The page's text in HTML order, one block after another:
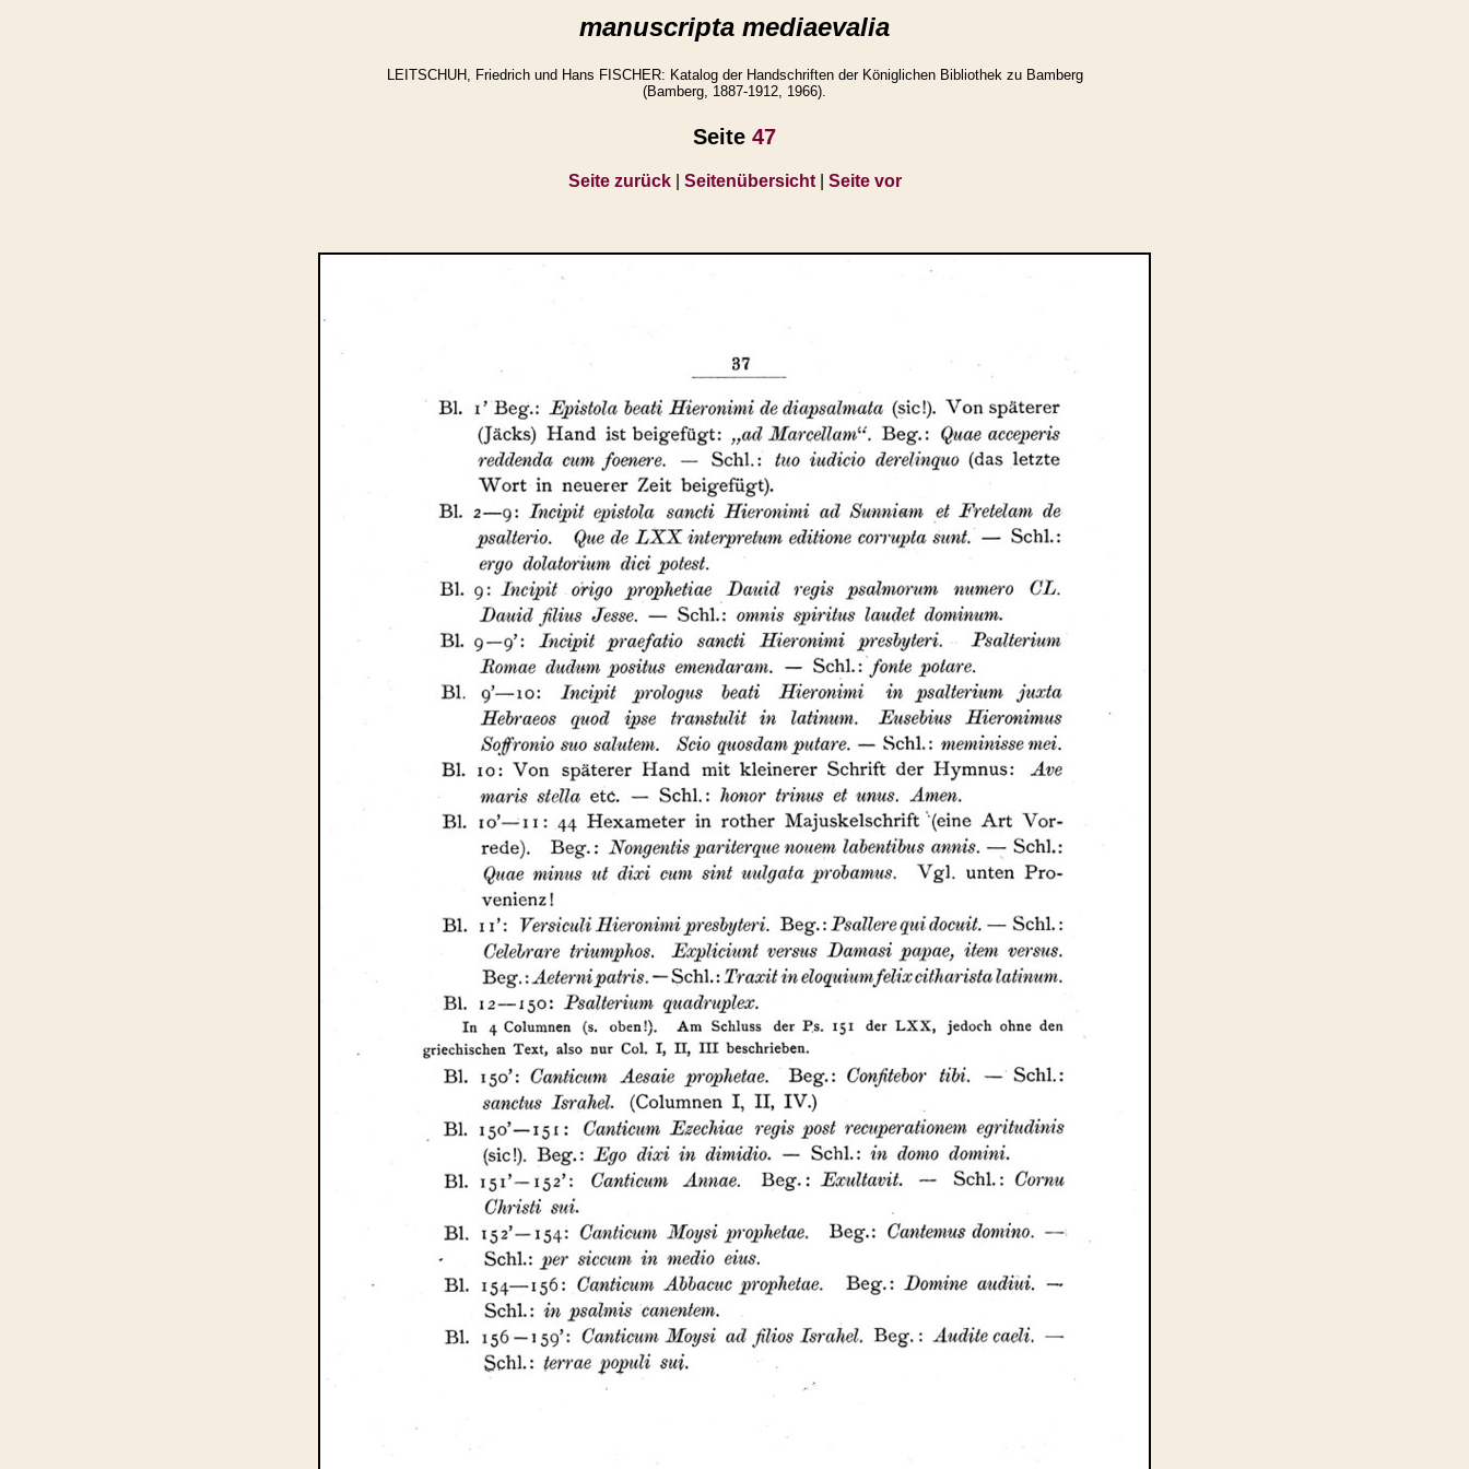
manuscripta mediaevalia
LEITSCHUH, Friedrich und Hans FISCHER: Katalog der Handschriften der Königlichen Bibliothek zu Bamberg
(Bamberg, 1887-1912, 1966).
Seite 47
Seite zurück| Seitenübersicht| Seite vor